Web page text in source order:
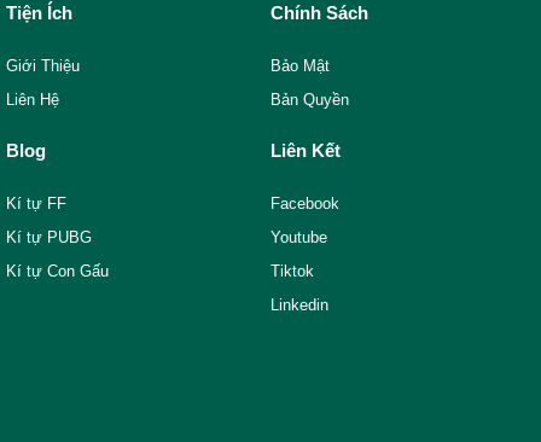
Tiện Ích
Giới Thiệu
Liên Hệ
Chính Sách
Bảo Mật
Bản Quyền
Blog
Kí tự FF
Kí tự PUBG
Kí tự Con Gấu
Liên Kết
Facebook
Youtube
Tiktok
Linkedin